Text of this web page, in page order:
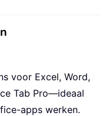
voor Excel, Word,
Tab Pro—ideaal
apps werken.